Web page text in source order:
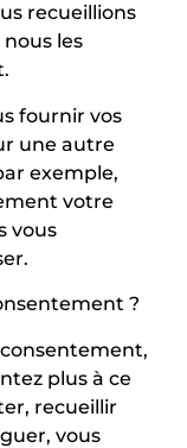
recueillions
les
fournir vos
une autre
exemple,
votre
vous
?
plus à ce
recueillir
vous